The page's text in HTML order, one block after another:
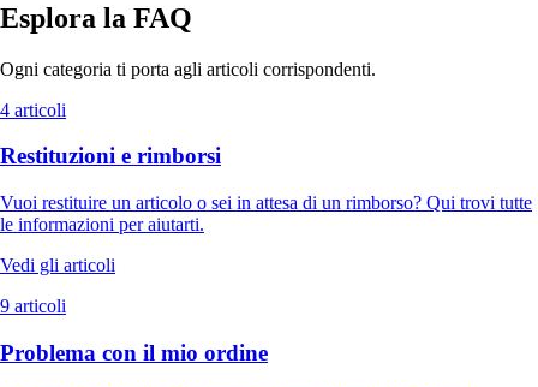
Esplora la FAQ
Ogni categoria ti porta agli articoli corrispondenti.
4 articoli
Restituzioni e rimborsi
Vuoi restituire un articolo o sei in attesa di un rimborso? Qui trovi tutte
le informazioni per aiutarti.
Vedi gli articoli
9 articoli
Problema con il mio ordine